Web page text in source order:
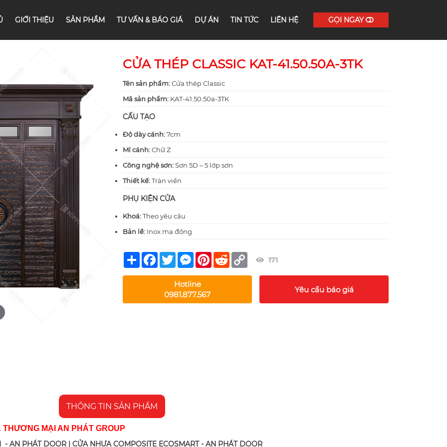
GIỚI THIỆU SẢN PHẨM TƯ VẤN & BÁO GIÁ DỰ ÁN TIN TỨC LIÊN HỆ GỌI NGAY
CỬA THÉP CLASSIC KAT-41.50.50A-3TK
Tên sản phẩm:Cửa thép Classic
Mã sản phẩm: KAT-41.50.50a-3TK
CẤU TẠO
Độ dày cánh:7cm
Mí cánh:Chữ Z
Công nghệ sơn:Sơn 5D – 5 lớp sơn
Thiết kế:Tràn viền
PHỤ KIỆN CỬA
Khoá:Theo yêu cầu
Bản lề: Inox mạ đồng
ShareFacebook
TwitterMessenger
Pinterest
Reddit Copy
Link
171
Hotline
0981.877.567
Yêu cầu báo giá
THÔNG TIN SẢN PHẨM
MẠI AN PHÁT GROUP
AN PHÁT DOOR | CỬA NHỰA COMPOSITE ECOSMART - AN PHÁT DOOR